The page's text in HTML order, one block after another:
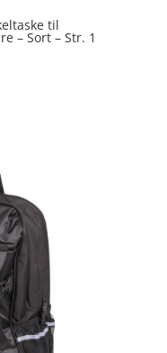
til
– Sort – Str. 1